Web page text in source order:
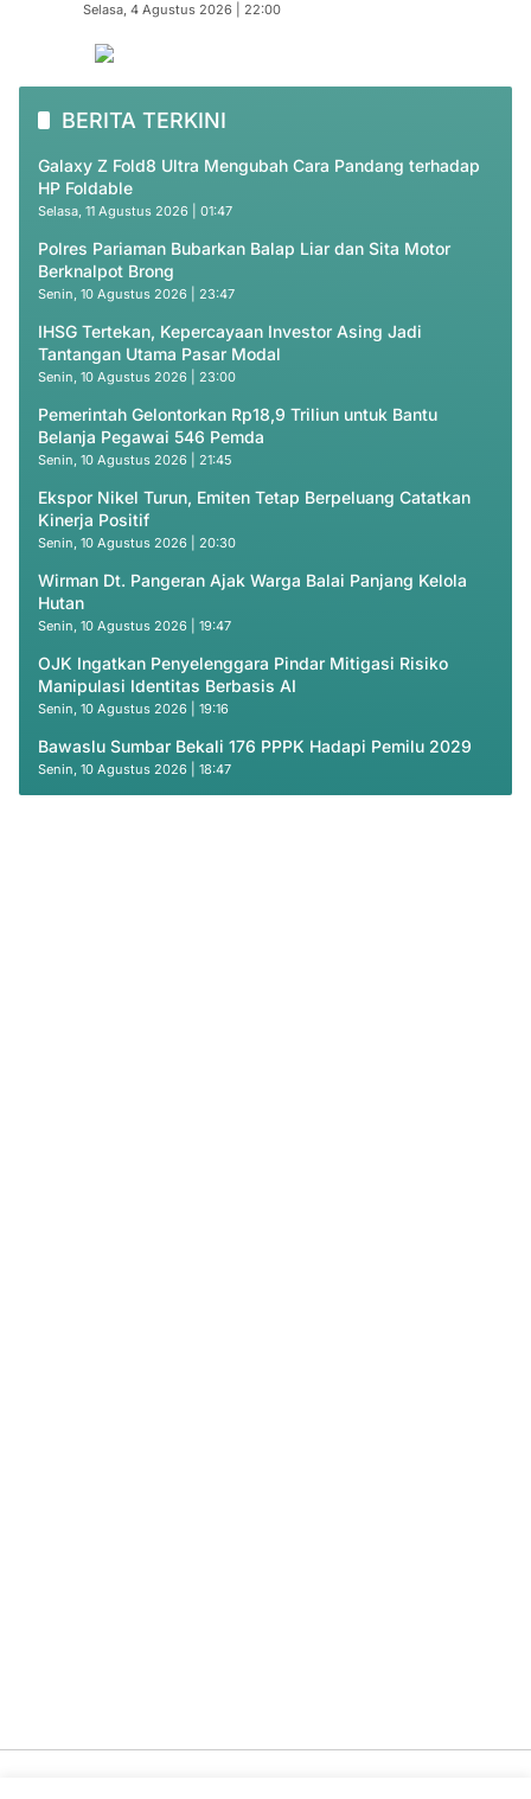
Selasa, 4 Agustus 2026 | 22:00
BERITA TERKINI
Galaxy Z Fold8 Ultra Mengubah Cara Pandang terhadap
HP Foldable
Selasa, 11 Agustus 2026 | 01:47
Polres Pariaman Bubarkan Balap Liar dan Sita Motor
Berknalpot Brong
Senin, 10 Agustus 2026 | 23:47
IHSG Tertekan, Kepercayaan Investor Asing Jadi
Tantangan Utama Pasar Modal
Senin, 10 Agustus 2026 | 23:00
Pemerintah Gelontorkan Rp18,9 Triliun untuk Bantu
Belanja Pegawai 546 Pemda
Senin, 10 Agustus 2026 | 21:45
Ekspor Nikel Turun, Emiten Tetap Berpeluang Catatkan
Kinerja Positif
Senin, 10 Agustus 2026 | 20:30
Wirman Dt. Pangeran Ajak Warga Balai Panjang Kelola
Hutan
Senin, 10 Agustus 2026 | 19:47
OJK Ingatkan Penyelenggara Pindar Mitigasi Risiko
Manipulasi Identitas Berbasis AI
Senin, 10 Agustus 2026 | 19:16
Bawaslu Sumbar Bekali 176 PPPK Hadapi Pemilu 2029
Senin, 10 Agustus 2026 | 18:47